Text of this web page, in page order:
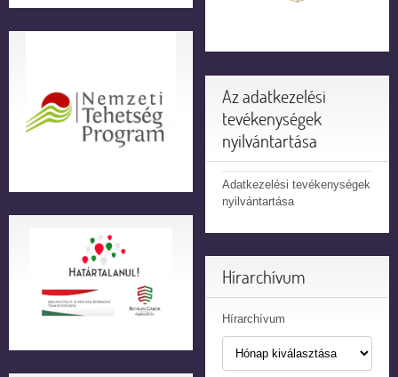
Az adatkezelési
tevékenységek
nyilvántartása
Adatkezelési tevékenységek
nyilvántartása
Hírarchívum
Hírarchívum